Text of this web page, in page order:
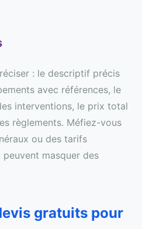
: le descriptif précis
avec références, le
interventions, le prix total
règlements. Méfiez-vous
ou des tarifs
masquer des
gratuits pour